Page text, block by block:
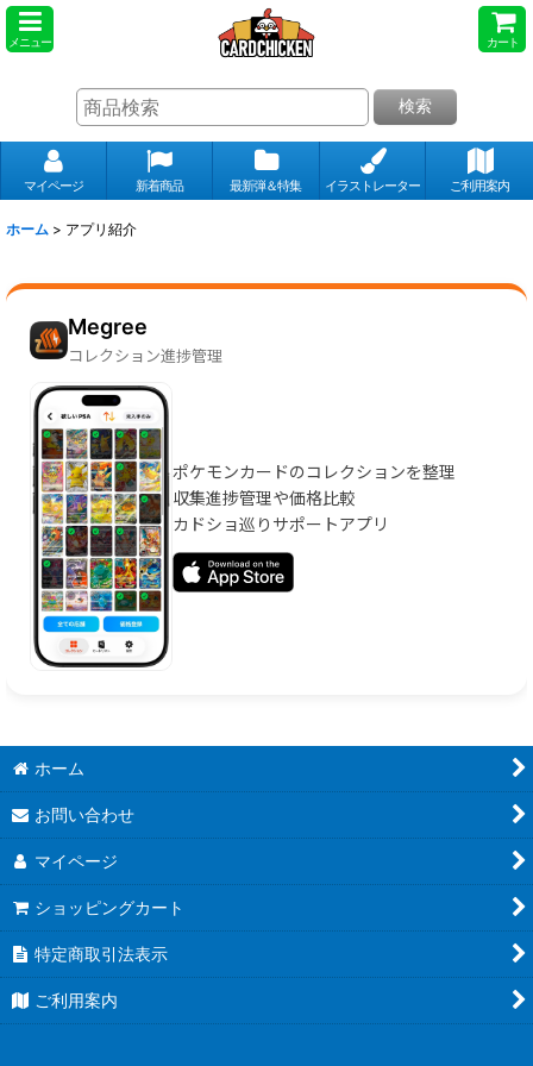
メニュー カート
検索
マイページ 新着商品 最新弾＆特集 イラストレーター ご利用案内
ホーム > アプリ紹介
Megree
コレクション進捗管理
ポケモンカードのコレクションを整理
収集進捗管理や価格比較
カドショ巡りサポートアプリ
ホーム
お問い合わせ
マイページ
ショッピングカート
特定商取引法表示
ご利用案内